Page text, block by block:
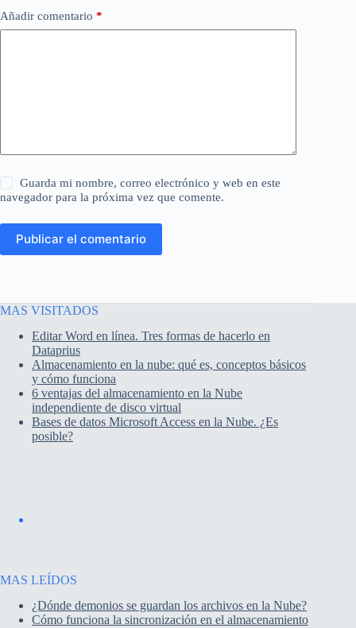
Añadir comentario *
Guarda mi nombre, correo electrónico y web en este
navegador para la próxima vez que comente.
Publicar el comentario
MAS VISITADOS
Editar Word en línea. Tres formas de hacerlo en
Dataprius
Almacenamiento en la nube: qué es, conceptos básicos
y cómo funciona
6 ventajas del almacenamiento en la Nube
independiente de disco virtual
Bases de datos Microsoft Access en la Nube. ¿Es
posible?
MAS LEÍDOS
¿Dónde demonios se guardan los archivos en la Nube?
Cómo funciona la sincronización en el almacenamiento